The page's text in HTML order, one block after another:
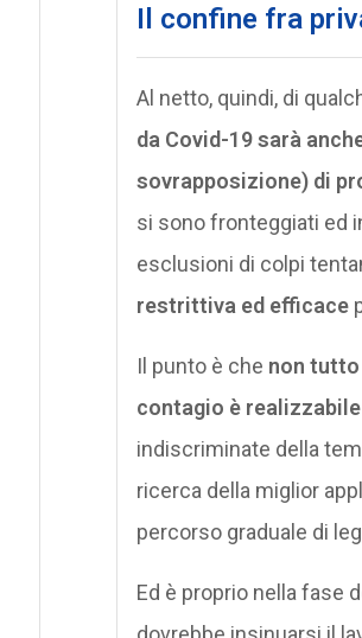
Il confine fra
Al netto, quindi, di
da Covid-19 sarà
sovrapposizione) di
si sono fronteggiati ed
esclusioni di colpi
restrittiva ed efficace
Il punto è che non
contagio è
indiscriminate della
ricerca della miglior
percorso graduale di
Ed è proprio nella fase